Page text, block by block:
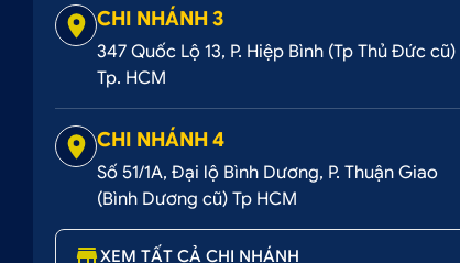
Hệ thống âm thanh DSP siêu hay
Phiên bản màn hình Teyes CC3 360 dẫn đầu
Teyes 360 sử dụng hệ thống âm thanh vòm 5.1
theo dòng và sở thích của bạn. Đem đến những
lái xe.
Hỗ trợ kết nối đa kênh phương tiện
CHI NHÁNH 3
347 Quốc Lộ 13, P. Hiệp Bình (Tp Thủ Đức cũ)
Tp. HCM
CHI NHÁNH 4
Số 51/1A, Đại lộ Bình Dương, P. Thuận Giao
(Bình Dương cũ) Tp HCM
XEM TẤT CẢ CHI NHÁNH